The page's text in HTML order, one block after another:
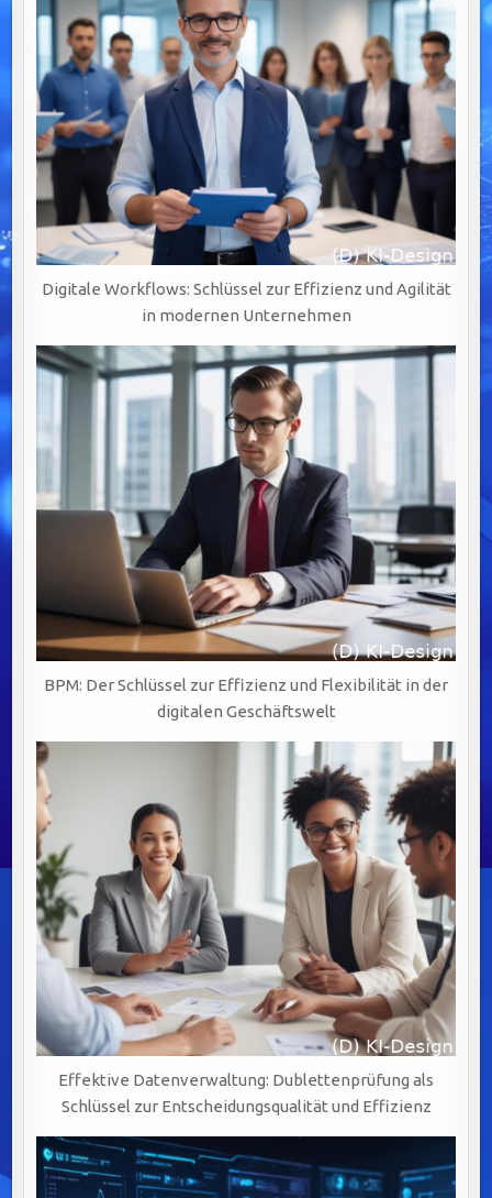
Digitale Workflows: Schlüssel zur Effizienz und Agilität
in modernen Unternehmen
BPM: Der Schlüssel zur Effizienz und Flexibilität in der
digitalen Geschäftswelt
Effektive Datenverwaltung: Dublettenprüfung als
Schlüssel zur Entscheidungsqualität und Effizienz